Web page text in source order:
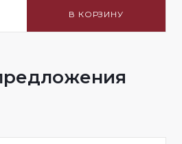
В КОРЗИНУ